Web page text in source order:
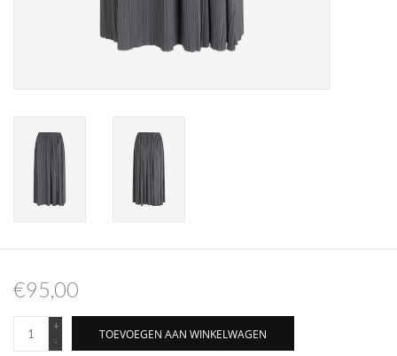
€95,00
+
-
TOEVOEGEN AAN WINKELWAGEN